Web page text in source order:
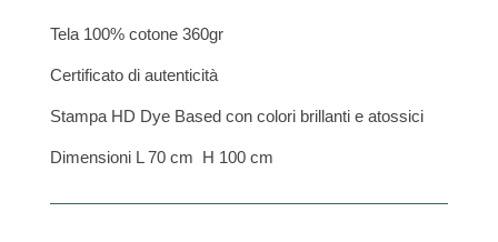
Tela 100% cotone 360gr
Certificato di autenticità
Stampa HD Dye Based con colori brillanti e atossici
Dimensioni L 70 cm H 100 cm